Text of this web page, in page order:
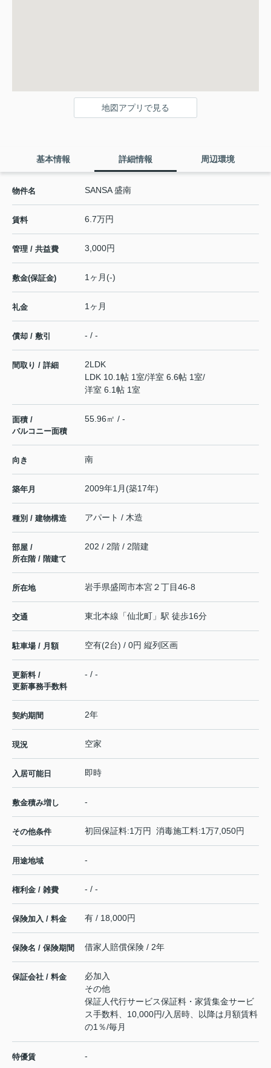
地図アプリで見る
基本情報 詳細情報 周辺環境
物件名 SANSA 盛南
賃料 6.7万円
管理 / 共益費 3,000円
敷金(保証金) 1ヶ月(-)
礼金 1ヶ月
償却 / 敷引 - / -
間取り / 詳細
2LDK
LDK 10.1帖 1室/洋室 6.6帖 1室/
洋室 6.1帖 1室
面積 /
バルコニー面積
55.96㎡ / -
向き 南
築年月 2009年1月(築17年)
種別 / 建物構造 アパート / 木造
部屋 /
所在階 / 階建て
202 / 2階 / 2階建
所在地 岩手県盛岡市本宮２丁目46-8
交通 東北本線 「仙北町 」駅 徒歩16分
駐車場 / 月額 空有(2台) / 0円 縦列区画
更新料 /
更新事務手数料
- / -
契約期間 2年
現況 空家
入居可能日 即時
敷金積み増し -
その他条件 初回保証料:1万円 消毒施工料:1万7,050円
用途地域 -
権利金 / 雑費 - / -
保険加入 / 料金 有 / 18,000円
保険名 / 保険期間 借家人賠償保険 / 2年
保証会社 / 料金
必加入
その他
保証人代行サービス保証料・家賃集金サービ
ス手数料、10,000円/入居時、以降は月額賃料
の1％/毎月
特優賃 -